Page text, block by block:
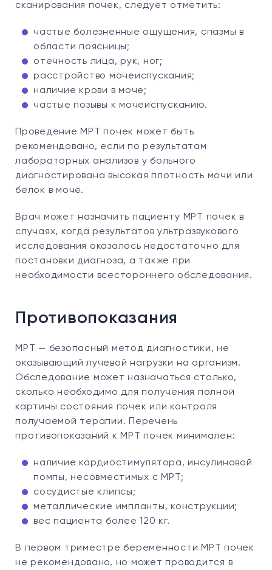
сканирования почек, следует отметить:
частые болезненные ощущения, спазмы в
области поясницы;
отечность лица, рук, ног;
расстройство мочеиспускания;
наличие крови в моче;
частые позывы к мочеиспусканию.
Проведение МРТ почек может быть
рекомендовано, если по результатам
лабораторных анализов у больного
диагностирована высокая плотность мочи или
белок в моче.
Врач может назначить пациенту МРТ почек в
случаях, когда результатов ультразвукового
исследования оказалось недостаточно для
постановки диагноза, а также при
необходимости всестороннего обследования.
Противопоказания
МРТ — безопасный метод диагностики, не
оказывающий лучевой нагрузки на организм.
Обследование может назначаться столько,
сколько необходимо для получения полной
картины состояния почек или контроля
получаемой терапии. Перечень
противопоказаний к МРТ почек минимален:
наличие кардиостимулятора, инсулиновой
помпы, несовместимых с МРТ;
сосудистые клипсы;
металлические импланты, конструкции;
вес пациента более 120 кг.
В первом триместре беременности МРТ почек
не рекомендовано, но может проводится в